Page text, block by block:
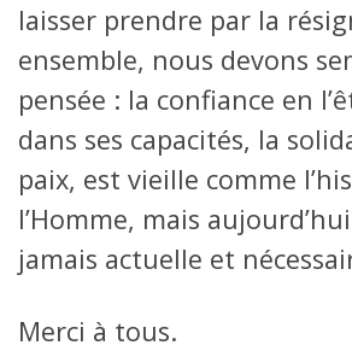
laisser prendre par la
ensemble, nous devons
pensée : la confiance en
dans ses capacités, la
paix, est vieille comme
l’Homme, mais
jamais actuelle et
Merci à tous.